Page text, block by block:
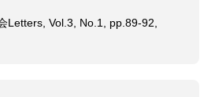
Letters, Vol.3, No.1, pp.89-92,